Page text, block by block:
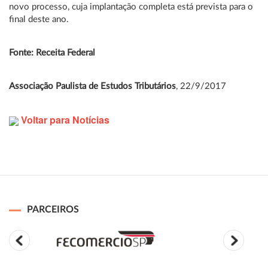
novo processo, cuja implantação completa está prevista para o
final deste ano.
Fonte: Receita Federal
Associação Paulista de Estudos Tributários, 22/9/2017
Voltar para Notícias
PARCEIROS